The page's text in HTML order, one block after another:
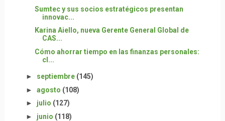
Sumtec y sus socios estratégicos presentan
innovac...
Karina Aiello, nueva Gerente General Global de
CAS...
Cómo ahorrar tiempo en las finanzas personales:
cl...
► septiembre (145)
► agosto (108)
► julio (127)
► junio (118)